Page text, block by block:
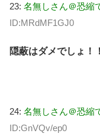
23: 名無しさん＠恐縮
ID:MRdMF1GJ0
隠蔽はダメでしょ！！
24: 名無しさん＠恐縮
ID:GnVQv/ep0